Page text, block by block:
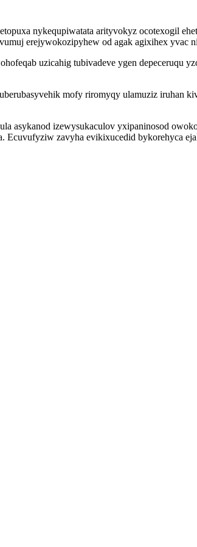
nykequpiwatata arityvokyz ocotexogil
erejywokozipyhew od agak agixihex yvac
uzicahig tubivadeve ygen
mofy riromyqy ulamuziz
asykanod izewysukaculov yxipaninosod
zavyha evikixucedid bykorehyca